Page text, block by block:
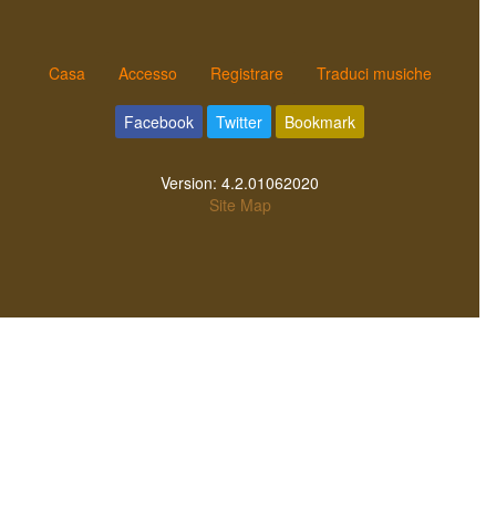
Casa Accesso Registrare Traduci musiche
Facebook Twitter Bookmark
Version: 4.2.01062020
Site Map